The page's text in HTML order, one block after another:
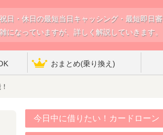
日・休日の最短当日キャッシング・最短即日審
になっていますが、詳しく解説していきます。
おまとめ(乗り換え)
今日中に借りたい！カードローン